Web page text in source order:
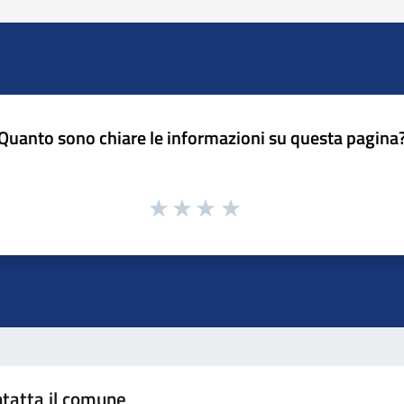
sono chiare le informazioni su questa
il comune